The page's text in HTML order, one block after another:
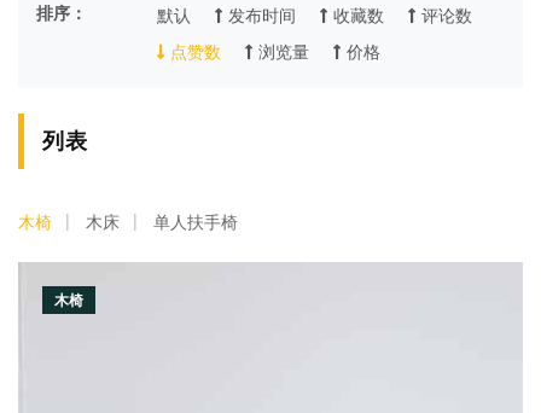
排序： 默认 发布时间 收藏数
评论数
点赞数
浏览量 价格
列表
木椅 木床 单人扶手椅
木椅